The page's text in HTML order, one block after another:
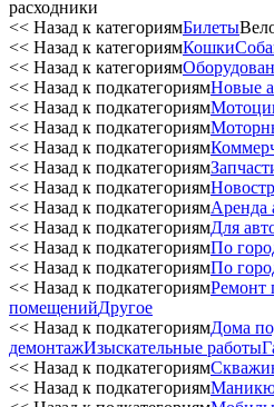
расходники
<< Назад к категориямБилеты
<< Назад к категориямКошки
<< Назад к категориям
<< Назад к подкатегориямНовые
<< Назад к подкатегориям
<< Назад к подкатегориям
<< Назад к подкатегориям
<< Назад к подкатегориям
<< Назад к подкатегориям
<< Назад к подкатегориямАренда
<< Назад к подкатегориямДля
<< Назад к подкатегориямПо
<< Назад к подкатегориямПо
<< Назад к подкатегориямРемонт
помещенийДругое
<< Назад к подкатегориямДома
демонтажИзыскательные работы
<< Назад к подкатегориям
<< Назад к подкатегориям